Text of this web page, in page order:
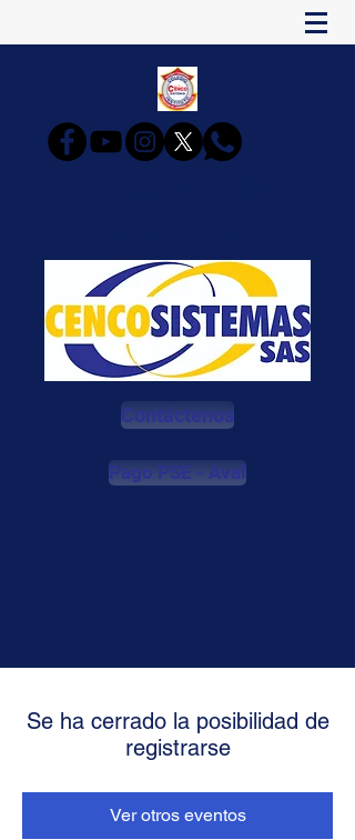
Contáctenos
Pago PSE - Aval
Se ha cerrado la posibilidad de
registrarse
Ver otros eventos